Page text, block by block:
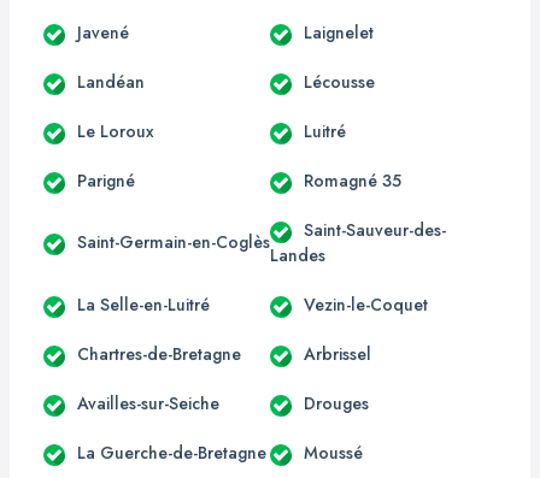
Javené Laignelet
Landéan Lécousse
Le Loroux Luitré
Parigné Romagné 35
Saint-Germain-en-Coglès
Saint-Sauveur-des-
Landes
La Selle-en-Luitré Vezin-le-Coquet
Chartres-de-Bretagne Arbrissel
Availles-sur-Seiche Drouges
La Guerche-de-Bretagne Moussé